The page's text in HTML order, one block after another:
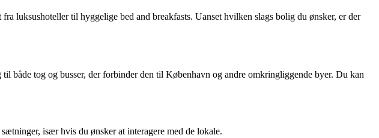
luksushoteller til hyggelige bed and breakfasts. Uanset hvilken slags bolig du ønsker, er der
både tog og busser, der forbinder den til København og andre omkringliggende byer. Du kan
især hvis du ønsker at interagere med de lokale.